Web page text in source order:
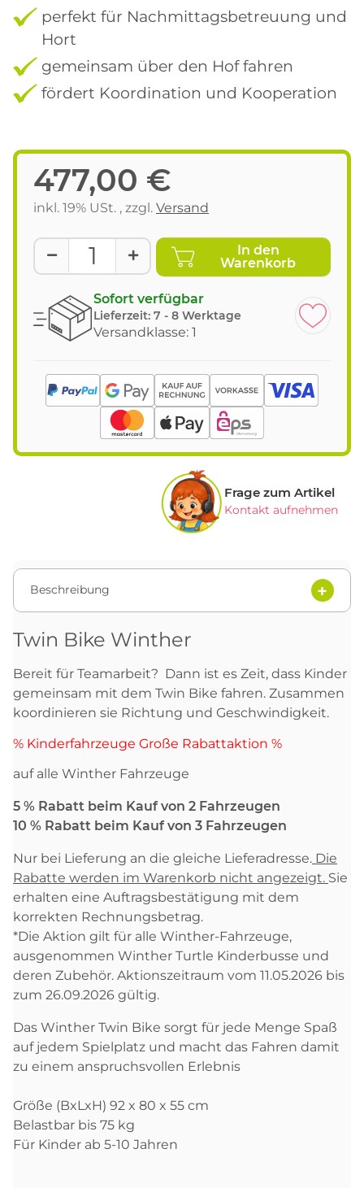
perfekt für Nachmittagsbetreuung und
Hort
gemeinsam über den Hof fahren
fördert Koordination und Kooperation
477,00 €
inkl. 19% USt. , zzgl. Versand
In den
Warenkorb
Sofort verfügbar
Lieferzeit: 7 - 8 Werktage
Versandklasse: 1
Frage zum Artikel
Kontakt aufnehmen
Beschreibung
Twin Bike Winther
Bereit für Teamarbeit? Dann ist es Zeit, dass Kinder
gemeinsam mit dem Twin Bike fahren. Zusammen
koordinieren sie Richtung und Geschwindigkeit.
% Kinderfahrzeuge Große Rabattaktion %
auf alle Winther Fahrzeuge
5 % Rabatt beim Kauf von 2 Fahrzeugen
10 % Rabatt beim Kauf von 3 Fahrzeugen
Nur bei Lieferung an die gleiche Lieferadresse. Die
Rabatte werden im Warenkorb nicht angezeigt. Sie
erhalten eine Auftragsbestätigung mit dem
korrekten Rechnungsbetrag.
*Die Aktion gilt für alle Winther-Fahrzeuge,
ausgenommen Winther Turtle Kinderbusse und
deren Zubehör. Aktionszeitraum vom 11.05.2026 bis
zum 26.09.2026 gültig.
Das Winther Twin Bike sorgt für jede Menge Spaß
auf jedem Spielplatz und macht das Fahren damit
zu einem anspruchsvollen Erlebnis
Größe (BxLxH) 92 x 80 x 55 cm
Belastbar bis 75 kg
Für Kinder ab 5-10 Jahren